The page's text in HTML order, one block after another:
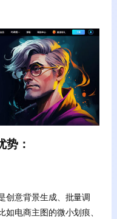
：
创意背景生成、批量调
电商主图的微小划痕、